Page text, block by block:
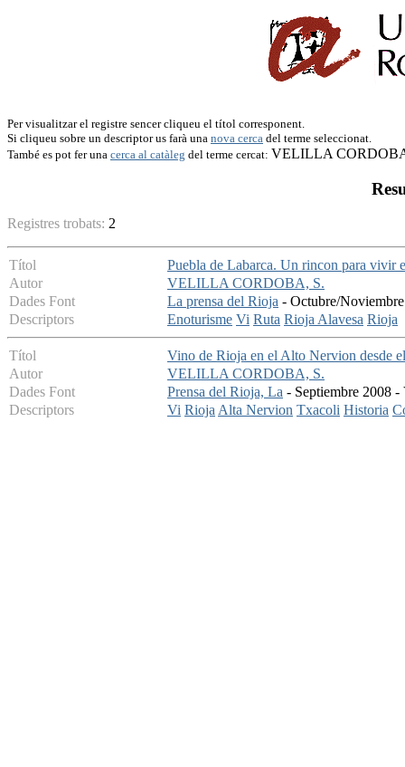
Per visualitzar el registre sencer cliqueu el títol corresponent.
Si cliqueu sobre un descriptor us farà una nova cerca del terme seleccionat.
També es pot fer una cerca al catàleg del terme cercat: VELILLA
Registres trobats: 2
Títol
Puebla de Labarca. Un rincon para vivir
Autor
VELILLA CORDOBA, S.
Dades Font
La prensa del Rioja - Octubre/
Descriptors
Enoturisme Vi Ruta Rioja Alavesa Rioja
Títol
Vino de Rioja en el Alto Nervion desde
Autor
VELILLA CORDOBA, S.
Dades Font
Prensa del Rioja, La - Septiembre 2008
Descriptors
Vi RiojaAlta Nervion Txacoli Historia